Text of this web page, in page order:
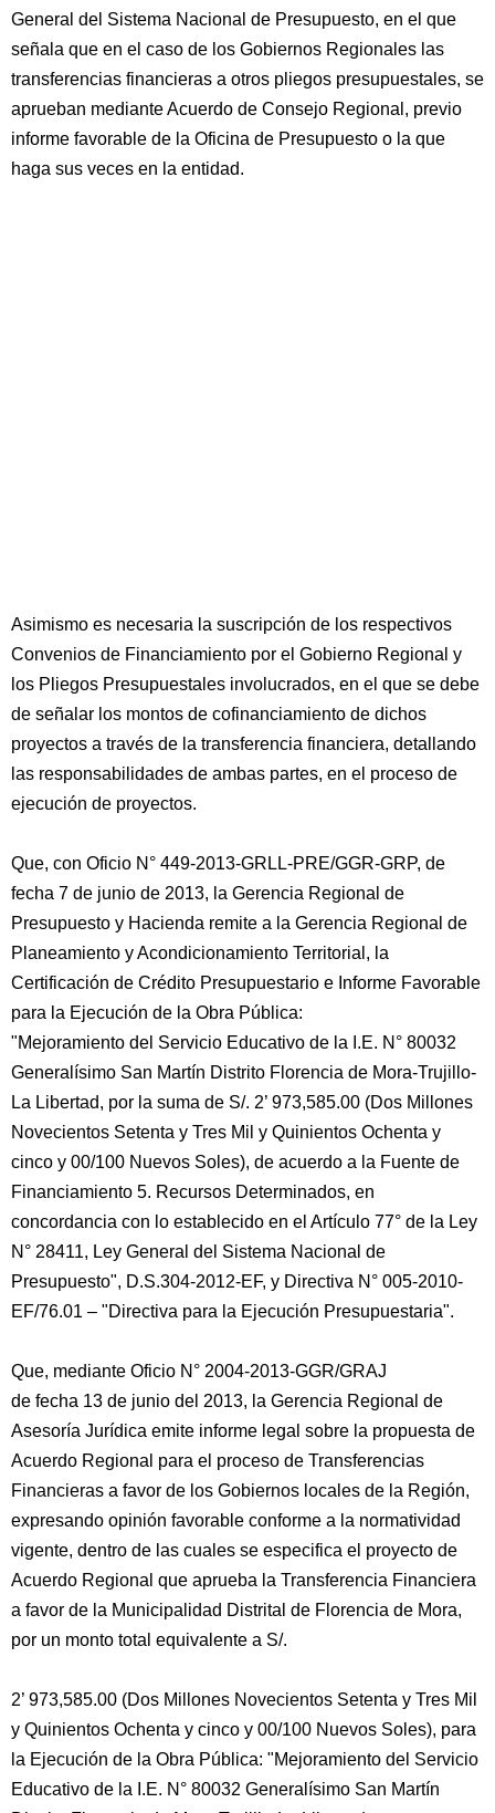
General del Sistema Nacional de Presupuesto, en el que
señala que en el caso de los Gobiernos Regionales las
transferencias financieras a otros pliegos presupuestales, se
aprueban mediante Acuerdo de Consejo Regional, previo
informe favorable de la Oficina de Presupuesto o la que
haga sus veces en la entidad.
Asimismo es necesaria la suscripción de los respectivos
Convenios de Financiamiento por el Gobierno Regional y
los Pliegos Presupuestales involucrados, en el que se debe
de señalar los montos de cofinanciamiento de dichos
proyectos a través de la transferencia financiera, detallando
las responsabilidades de ambas partes, en el proceso de
ejecución de proyectos.
Que, con Oficio N° 449-2013-GRLL-PRE/GGR-GRP, de
fecha 7 de junio de 2013, la Gerencia Regional de
Presupuesto y Hacienda remite a la Gerencia Regional de
Planeamiento y Acondicionamiento Territorial, la
Certificación de Crédito Presupuestario e Informe Favorable
para la Ejecución de la Obra Pública:
"Mejoramiento del Servicio Educativo de la I.E. N° 80032
Generalísimo San Martín Distrito Florencia de Mora-Trujillo-
La Libertad, por la suma de S/. 2’ 973,585.00 (Dos Millones
Novecientos Setenta y Tres Mil y Quinientos Ochenta y
cinco y 00/100 Nuevos Soles), de acuerdo a la Fuente de
Financiamiento 5. Recursos Determinados, en
concordancia con lo establecido en el Artículo 77° de la Ley
N° 28411, Ley General del Sistema Nacional de
Presupuesto", D.S.304-2012-EF, y Directiva N° 005-2010-
EF/76.01 – "Directiva para la Ejecución Presupuestaria".
Que, mediante Oficio N° 2004-2013-GGR/GRAJ
de fecha 13 de junio del 2013, la Gerencia Regional de
Asesoría Jurídica emite informe legal sobre la propuesta de
Acuerdo Regional para el proceso de Transferencias
Financieras a favor de los Gobiernos locales de la Región,
expresando opinión favorable conforme a la normatividad
vigente, dentro de las cuales se especifica el proyecto de
Acuerdo Regional que aprueba la Transferencia Financiera
a favor de la Municipalidad Distrital de Florencia de Mora,
por un monto total equivalente a S/.
2’ 973,585.00 (Dos Millones Novecientos Setenta y Tres Mil
y Quinientos Ochenta y cinco y 00/100 Nuevos Soles), para
la Ejecución de la Obra Pública: "Mejoramiento del Servicio
Educativo de la I.E. N° 80032 Generalísimo San Martín